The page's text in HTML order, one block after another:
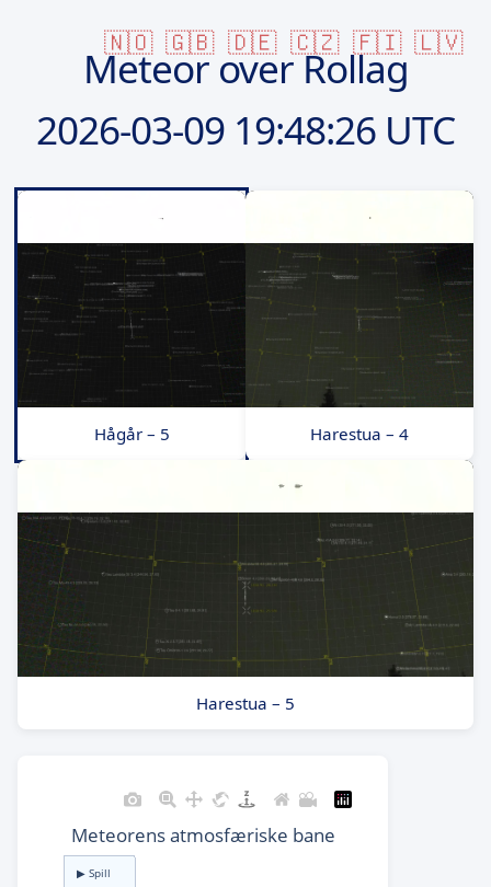
🇳🇴 🇬🇧 🇩🇪 🇨🇿 🇫🇮 🇱🇻
Meteor over Rollag
2026-03-09 19:48:26 UTC
Hågår – 5 Harestua – 4
Harestua – 5